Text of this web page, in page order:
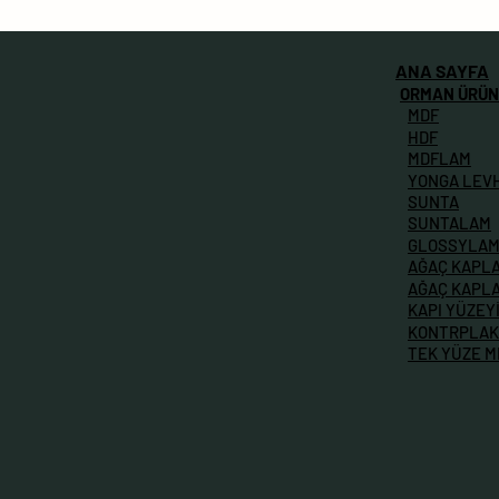
ANA SAYFA
ORMAN
MDF
MDFLAM
HDF
YONGA
SUNTA
SUNTALAM
GLOSSYLAM
AĞAÇ
AĞAÇ
KAPI YÜZEYİ
KONTRPLAK
TEK YÜZE